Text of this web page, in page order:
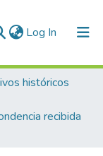
Log In (current)
históricos
recibida